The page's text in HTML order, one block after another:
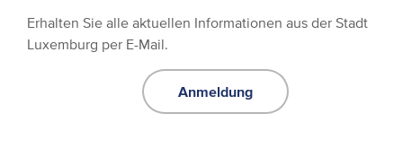
Erhalten Sie alle aktuellen Informationen aus der Stadt
Luxemburg per E-Mail.
Anmeldung